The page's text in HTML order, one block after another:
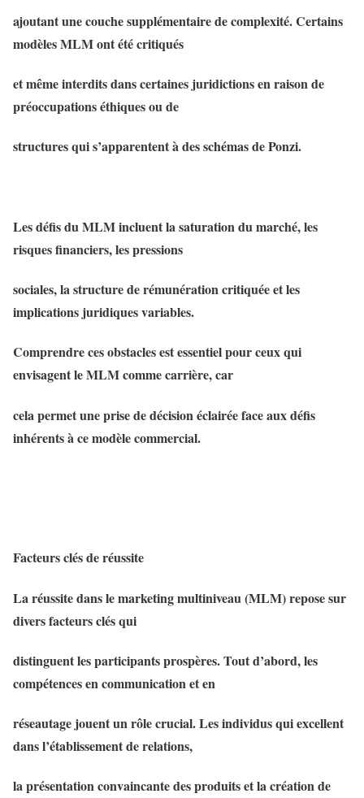
ajoutant une couche supplémentaire de complexité. Certains
modèles MLM ont été critiqués
et même interdits dans certaines juridictions en raison de
préoccupations éthiques ou de
structures qui s’apparentent à des schémas de Ponzi.
Les défis du MLM incluent la saturation du marché, les
risques financiers, les pressions
sociales, la structure de rémunération critiquée et les
implications juridiques variables.
Comprendre ces obstacles est essentiel pour ceux qui
envisagent le MLM comme carrière, car
cela permet une prise de décision éclairée face aux défis
inhérents à ce modèle commercial.
Facteurs clés de réussite
La réussite dans le marketing multiniveau (MLM) repose sur
divers facteurs clés qui
distinguent les participants prospères. Tout d’abord, les
compétences en communication et en
réseautage jouent un rôle crucial. Les individus qui excellent
dans l’établissement de relations,
la présentation convaincante des produits et la création de